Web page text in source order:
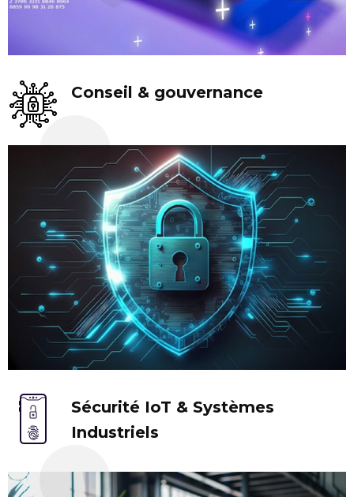
Conseil & gouvernance
Sécurité IoT & Systèmes
Industriels